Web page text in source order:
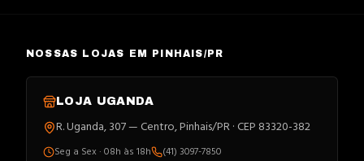
NOSSAS LOJAS EM PINHAIS/PR
LOJA UGANDA
R. Uganda, 307 — Centro, Pinhais/PR · CEP 83320-382
Seg a Sex · 08h às 18h
(41) 3097-7850